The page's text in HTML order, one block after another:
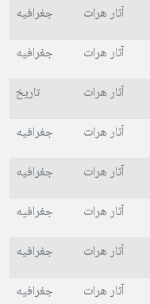
آثار هرات
جغرافیه
آثار هرات
جغرافیه
آثار هرات
تاریخ
آثار هرات
جغرافیه
آثار هرات
جغرافیه
آثار هرات
جغرافیه
آثار هرات
جغرافیه
آثار هرات
جغرافیه